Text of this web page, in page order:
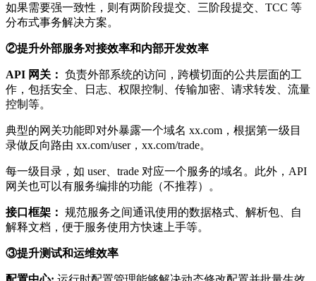
如果需要强一致性，则有两阶段提交、三阶段提交、TCC 等
分布式事务解决方案。
②提升外部服务对接效率和内部开发效率
API 网关： 负责外部系统的访问，跨横切面的公共层面的工
作，包括安全、日志、权限控制、传输加密、请求转发、流量
控制等。
典型的网关功能即对外暴露一个域名 xx.com，根据第一级目
录做反向路由 xx.com/user，xx.com/trade。
每一级目录，如 user、trade 对应一个服务的域名。此外，API
网关也可以有服务编排的功能（不推荐）。
接口框架： 规范服务之间通讯使用的数据格式、解析包、自
解释文档，便于服务使用方快速上手等。
③提升测试和运维效率